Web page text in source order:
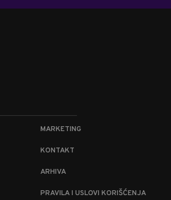
MARKETING
KONTAKT
ARHIVA
PRAVILA I USLOVI KORIŠĆENJA